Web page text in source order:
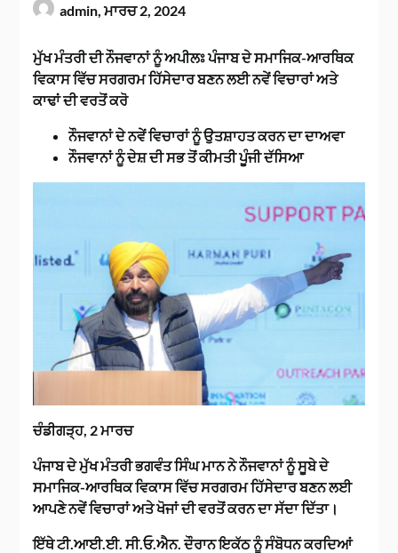
admin,ਮਾਰਚ 2, 2024
ਮੁੱਖ ਮੰਤਰੀ ਦੀ ਨੌਜਵਾਨਾਂ ਨੂੰ ਅਪੀਲਃ ਪੰਜਾਬ ਦੇ ਸਮਾਜਿਕ-ਆਰਥਿਕ
ਵਿਕਾਸ ਵਿੱਚ ਸਰਗਰਮ ਹਿੱਸੇਦਾਰ ਬਣਨ ਲਈ ਨਵੇਂ ਵਿਚਾਰਾਂ ਅਤੇ
ਕਾਢਾਂ ਦੀ ਵਰਤੋਂ ਕਰੋ
ਨੌਜਵਾਨਾਂ ਦੇ ਨਵੇਂ ਵਿਚਾਰਾਂ ਨੂੰ ਉਤਸ਼ਾਹਤ ਕਰਨ ਦਾ ਦਾਅਵਾ
ਨੌਜਵਾਨਾਂ ਨੂੰ ਦੇਸ਼ ਦੀ ਸਭ ਤੋਂ ਕੀਮਤੀ ਪੂੰਜੀ ਦੱਸਿਆ
ਚੰਡੀਗੜ੍ਹ, 2 ਮਾਰਚ
ਪੰਜਾਬ ਦੇ ਮੁੱਖ ਮੰਤਰੀ ਭਗਵੰਤ ਸਿੰਘ ਮਾਨ ਨੇ ਨੌਜਵਾਨਾਂ ਨੂੰ ਸੂਬੇ ਦੇ
ਸਮਾਜਿਕ-ਆਰਥਿਕ ਵਿਕਾਸ ਵਿੱਚ ਸਰਗਰਮ ਹਿੱਸੇਦਾਰ ਬਣਨ ਲਈ
ਆਪਣੇ ਨਵੇਂ ਵਿਚਾਰਾਂ ਅਤੇ ਖੋਜਾਂ ਦੀ ਵਰਤੋਂ ਕਰਨ ਦਾ ਸੱਦਾ ਦਿੱਤਾ।
ਇੱਥੇ ਟੀ.ਆਈ.ਈ. ਸੀ.ਓ.ਐਨ. ਦੌਰਾਨ ਇਕੱਠ ਨੂੰ ਸੰਬੋਧਨ ਕਰਦਿਆਂ